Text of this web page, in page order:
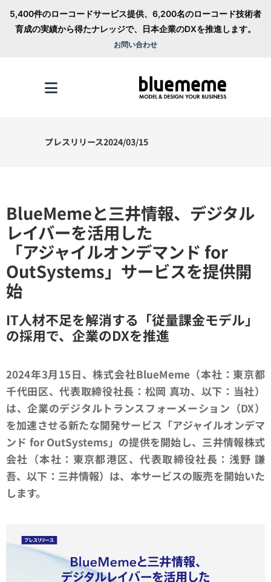
5,400件のローコードサービス提供、6,200名のローコード技術者
育成の実績から得たナレッジで、日本企業のDXを推進します。
お問い合わせ
プレスリリース2024/03/15
BlueMemeと三井情報、デジタル
レイバーを活用した
「アジャイルオンデマンド for
OutSystems」サービスを提供開
始
IT人材不足を解消する「従量課金モデル」
の採用で、企業のDXを推進
2024年3月15日、株式会社BlueMeme（本社：東京都
千代田区、代表取締役社長：松岡 真功、以下：当社）
は、企業のデジタルトランスフォーメーション（DX）
を加速させる新たな開発サービス「アジャイルオンデマ
ンド for OutSystems」の提供を開始し、三井情報株式
会社（本社：東京都港区、代表取締役社長：浅野 謙
吾、以下：三井情報）は、本サービスの販売を開始いた
します。